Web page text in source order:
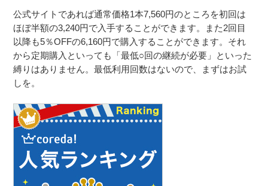
公式サイトであれば通常価格1本7,560円のところを初回は
ほぼ半額の3,240円で入手することができます。また2回目
以降も5％OFFの6,160円で購入することができます。それ
から定期購入といっても「最低○回の継続が必要」といった
縛りはありません。最低利用回数はないので、まずはお試
しを。